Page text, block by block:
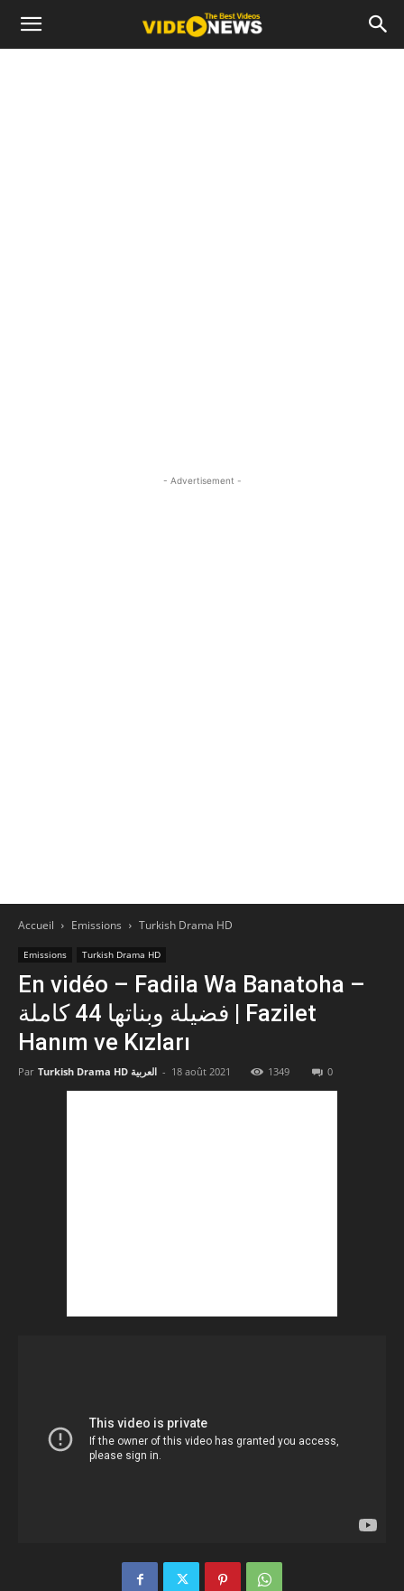
- Advertisement -
Accueil Emissions Turkish Drama HD
Emissions Turkish Drama HD
En vidéo – Fadila Wa Banatoha –
فضيلة وبناتها 44 كاملة | Fazilet
Hanım ve Kızları
Par Turkish Drama HD العربية - 18 août 2021 1349 0